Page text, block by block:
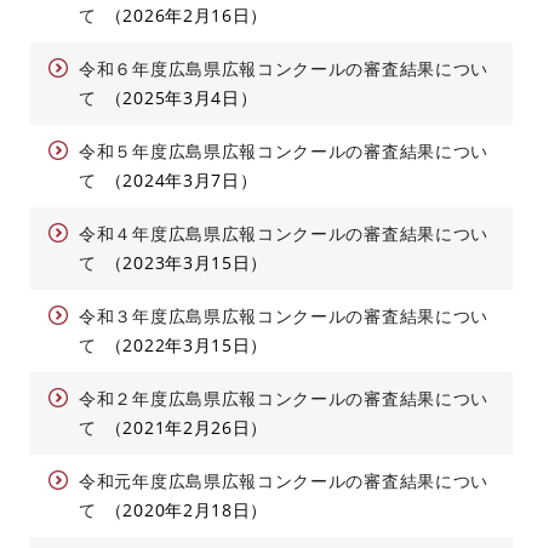
て
2026年2月16日
令和６年度広島県広報コンクールの審査結果につい
て
2025年3月4日
令和５年度広島県広報コンクールの審査結果につい
て
2024年3月7日
令和４年度広島県広報コンクールの審査結果につい
て
2023年3月15日
令和３年度広島県広報コンクールの審査結果につい
て
2022年3月15日
令和２年度広島県広報コンクールの審査結果につい
て
2021年2月26日
令和元年度広島県広報コンクールの審査結果につい
て
2020年2月18日